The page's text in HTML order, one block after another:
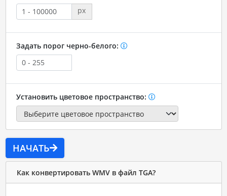
px
Задать порог черно-белого:
Установить цветовое пространство:
НАЧАТЬ
Как конвертировать WMV в файл TGA?